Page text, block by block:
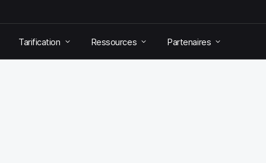
Tarification Ressources Partenaires